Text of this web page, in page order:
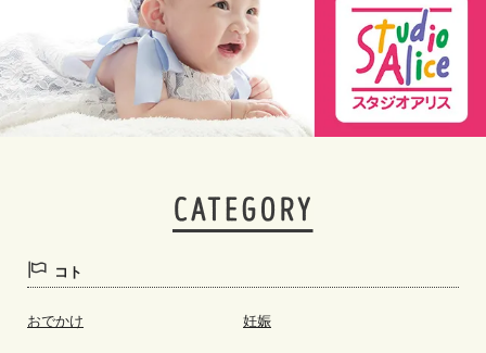
コト
おでかけ 妊娠